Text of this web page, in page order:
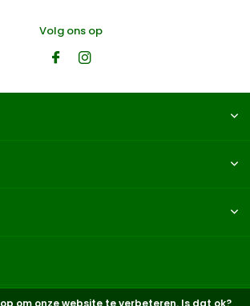
Volg ons op
om onze website te verbeteren. Is dat ok?